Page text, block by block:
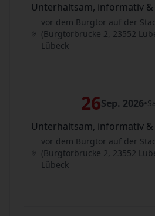
Unterhaltsam, informativ
vor dem Burgtor auf der
(Burgtorbrücke 2, 23552
Lübeck
26Sep. 2026•
Unterhaltsam, informativ
vor dem Burgtor auf der
(Burgtorbrücke 2, 23552
Lübeck